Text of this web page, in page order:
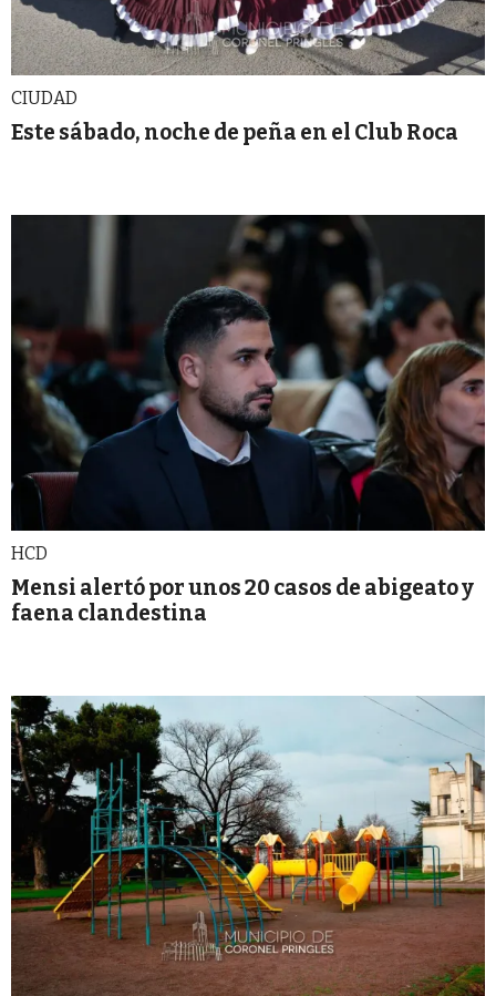
CIUDAD
Este sábado, noche de peña en el Club Roca
HCD
Mensi alertó por unos 20 casos de abigeato y
faena clandestina